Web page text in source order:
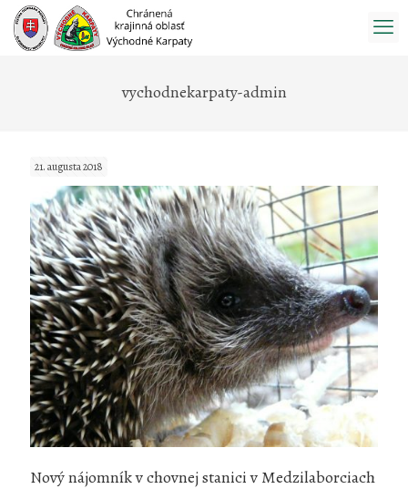
Prejsť
obsah
vychodnekarpaty-admin
21. augusta 2018
Nový nájomník v chovnej stanici v Medzilaborciach